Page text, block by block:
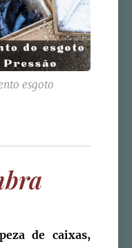
esgoto
de caixas,